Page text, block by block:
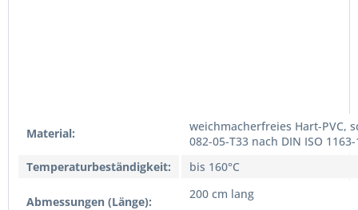
Material:
weichmacherfreies Hart-PVC,
082-05-T33 nach DIN ISO 1163-
Temperaturbeständigkeit:
bis 160°C
Abmessungen (Länge):
200 cm lang